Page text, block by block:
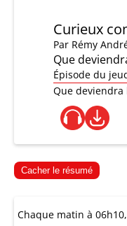
Curieux
Par Rémy
Que
Épisode du
Que deviendra
Cacher le résumé
Chaque matin à